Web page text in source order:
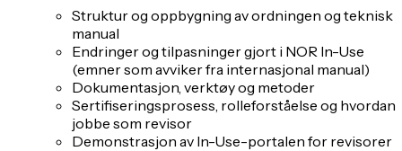
Struktur og oppbygning av ordningen og teknisk
manual
Endringer og tilpasninger gjort i NOR In-Use
(emner som avviker fra internasjonal manual)
Dokumentasjon, verktøy og metoder
Sertifiseringsprosess, rolleforståelse og hvordan
jobbe som revisor
Demonstrasjon av In-Use-portalen for revisorer